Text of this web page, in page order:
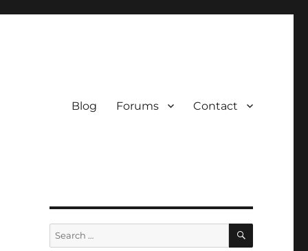
Blog Forums Contact
Search
for:
SEARCH